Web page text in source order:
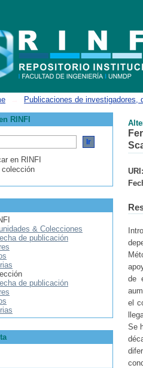
Publicaciones de investigadores,
URI:
de
el
Se
RINFI
en RINFI
colección
& Colecciones
de publicación
de publicación